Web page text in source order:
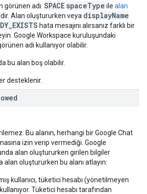
görünen adı. SPACE spaceType ile alan
Alan oluştururken veya displayName
hata mesajını alırsanız farklı bir
Google Workspace kuruluşundaki
adı kullanıyor olabilir.
bu alan boş olabilir.
desteklenir.
Bu alanın, herhangi bir Google Chat
izin verip vermediği. Google
alan oluştururken girilen bilgiler
alan oluştururken bu alanı atlayın:
kullanıcı, tüketici hesabı (yönetilmeyen
kullanıyor. Tüketici hesabı tarafından